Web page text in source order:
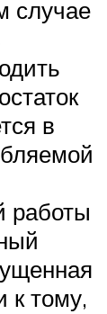
случае
в
работы
к тому,